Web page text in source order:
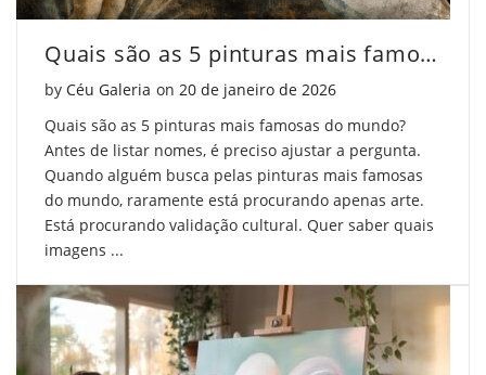
Quais são as 5 pinturas mais famosas do mundo?
by Céu Galeria on Posted on
20 de janeiro de 2026
Quais são as 5 pinturas mais famosas do mundo?
Antes de listar nomes, é preciso ajustar a pergunta.
Quando alguém busca pelas pinturas mais famosas
do mundo, raramente está procurando apenas arte.
Está procurando validação cultural. Quer saber quais
imagens ...